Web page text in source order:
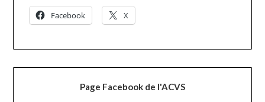
Facebook X
Page Facebook de l'ACVS